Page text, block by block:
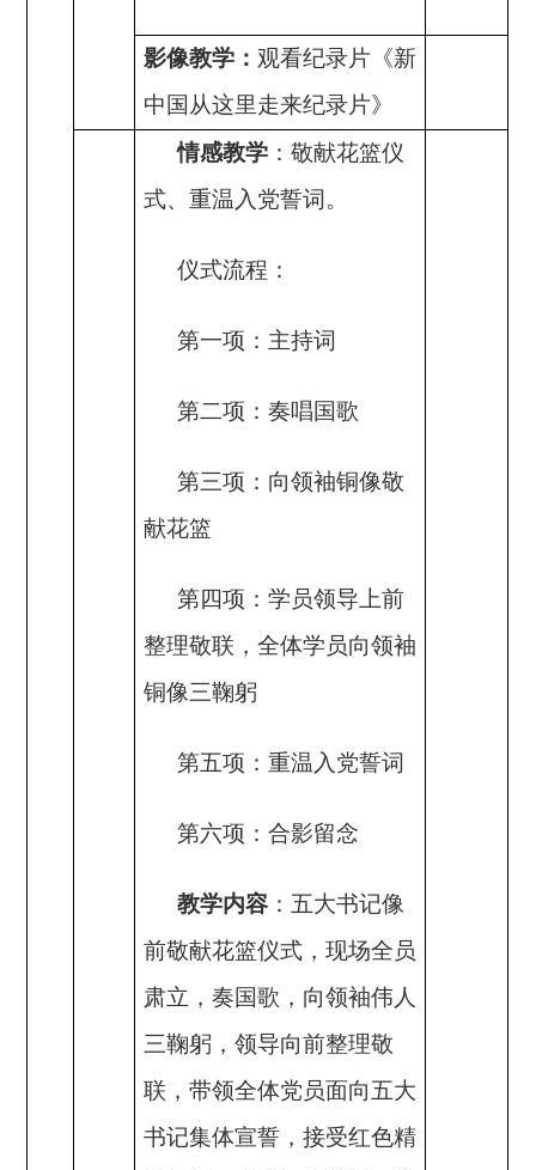
影像教学： 观看纪录片《新
中国从这里走来纪录片》
情感教学 ：敬献花篮仪
式、重温入党誓词。
仪式流程：
第一项：主持词
第二项：奏唱国歌
第三项：向领袖铜像敬
献花篮
第四项：学员领导上前
整理敬联，全体学员向领袖
铜像三鞠躬
第五项：重温入党誓词
第六项：合影留念
教学内容 ： 五大书记像
前敬献花篮仪式，现场全员
肃立，奏国歌，向领袖伟人
三鞠躬，领导向前整理敬
联，带领全体党员面向五大
书记集体宣誓，接受红色精